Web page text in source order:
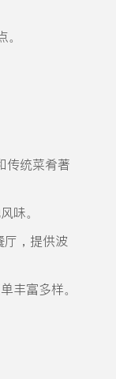
传统菜肴著
味。
厅，提供波
丰富多样。